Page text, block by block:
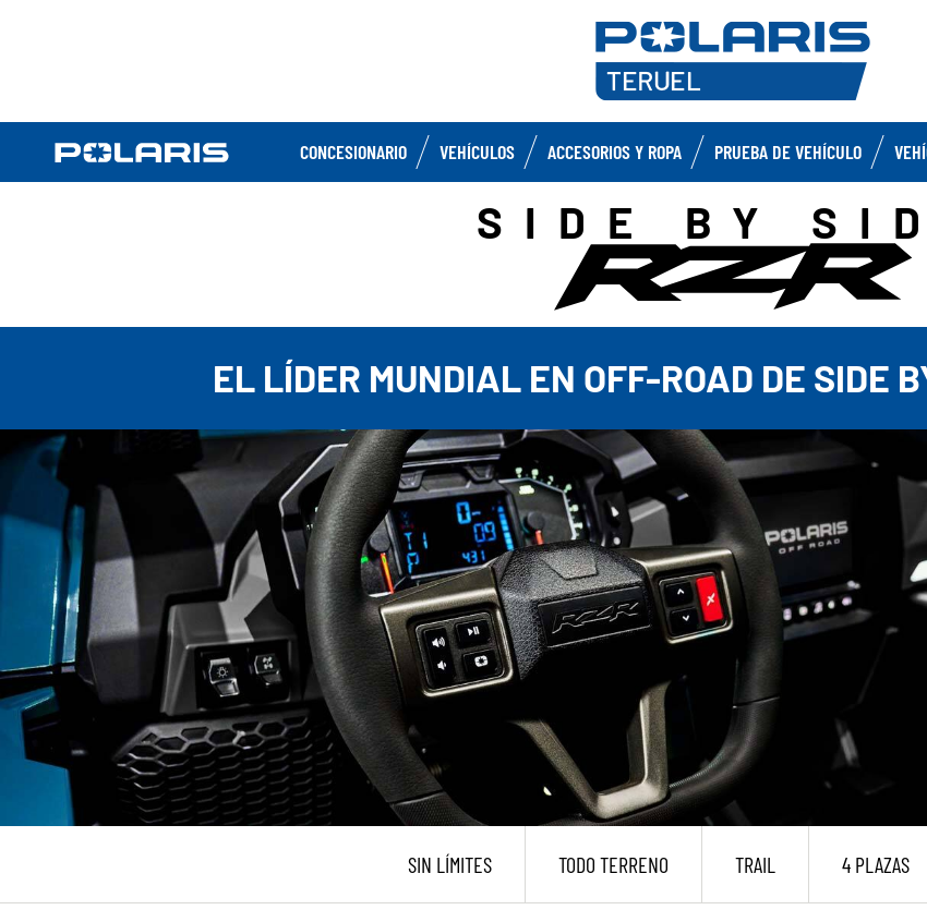
CONCESIONARIO VEHÍCULOS ACCESORIOS Y ROPA PRUEBA DE VEHÍCULO
SIDE BY
EL LÍDER MUNDIAL EN OFF-ROAD DE SIDE
SIN LÍMITES TODO TERRENO TRAIL 4 PLAZAS